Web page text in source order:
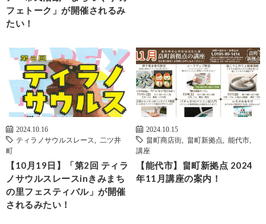
フェトーク」が開催されるみ
たい！
2024.10.16
ティラノサウルスレース
二ツ井
町
【10月19日】「第2回 ティラ
ノサウルスレースinきみまち
の里フェスティバル」が開催
されるみたい！
2024.10.15
畠町商店街
畠町新拠点 能代市
講座
【能代市】畠町新拠点 2024
年11月講座の案内！